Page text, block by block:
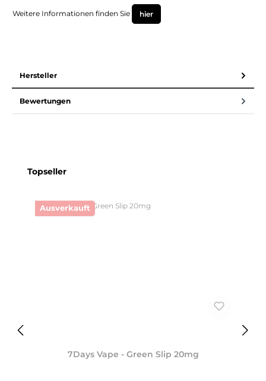
Weitere Informationen finden Sie hier
Hersteller
Bewertungen
Produktgalerie überspringen
Topseller
Ausverkauft
7Days Vape - Green Slip 20mg